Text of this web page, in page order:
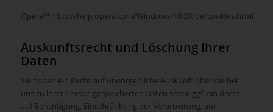
Opera™: http://help.opera.com/Windows/10.20/de/cookies.html
Auskunftsrecht und Löschung Ihrer
Daten
Sie haben ein Recht auf unentgeltliche Auskunft über die bei
uns zu lhrer Person gespeicherten Daten sowie ggf. ein Recht
auf Berichtigung, Einschränkung der Verarbeitung, auf